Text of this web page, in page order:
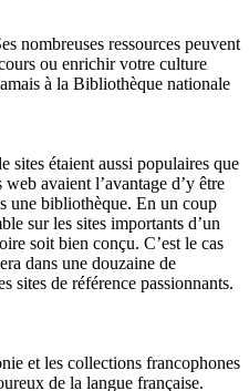
nombreuses ressources peuvent
ou enrichir votre culture
à la Bibliothèque nationale
sites étaient aussi populaires que
avaient l’avantage d’y être
une bibliothèque. En un coup
sur les sites importants d’un
soit bien conçu. C’est le cas
dans une douzaine de
sites de référence passionnants.
et les collections francophones
de la langue française.